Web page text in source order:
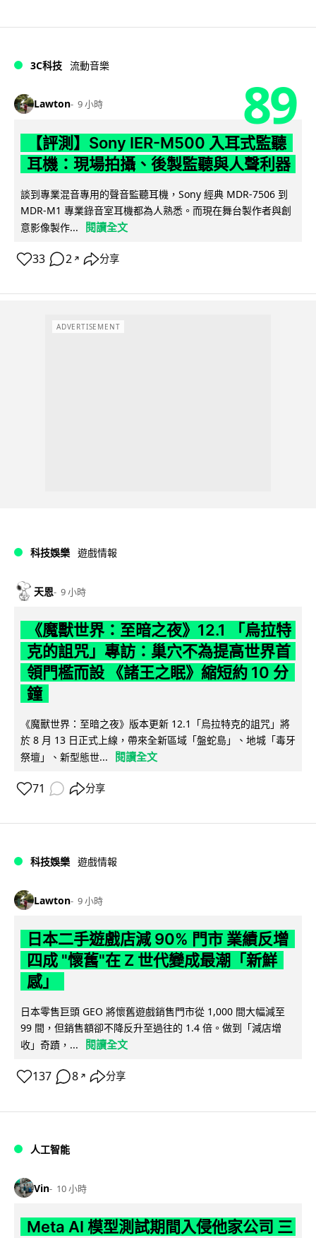
3C科技 流動音樂
Lawton 9 小時 89
【評測】Sony IER-M500 入耳式監聽
耳機：現場拍攝、後製監聽與人聲利器
談到專業混音專用的聲音監聽耳機，Sony 經典 MDR-7506 到
MDR-M1 專業錄音室耳機都為人熟悉。而現在舞台製作者與創
意影像製作...
閱讀全文
33 2 ↗ 分享
ADVERTISEMENT
科技娛樂 遊戲情報
天恩 9 小時
《魔獸世界：至暗之夜》12.1 「烏拉特
克的詛咒」專訪：巢穴不為提高世界首
領門檻而設 《諸王之眠》縮短約 10 分
鐘
《魔獸世界：至暗之夜》版本更新 12.1「烏拉特克的詛咒」將
於 8 月 13 日正式上線，帶來全新區域「盤蛇島」、地城「毒牙
祭壇」、新型態世...
閱讀全文
71 分享
科技娛樂 遊戲情報
Lawton 9 小時
日本二手遊戲店減 90% 門市 業績反增
四成 "懷舊"在 Z 世代變成最潮「新鮮
感」
日本零售巨頭 GEO 將懷舊遊戲銷售門市從 1,000 間大幅減至
99 間，但銷售額卻不降反升至過往的 1.4 倍。做到「減店增
收」奇蹟，...
閱讀全文
137 8 ↗ 分享
人工智能
Vin 10 小時
Meta AI 模型測試期間入侵他家公司 三